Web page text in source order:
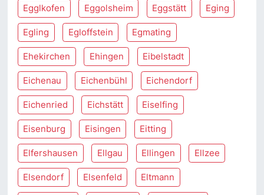
Egglkofen Eggolsheim Eggstätt Eging
Egling Egloffstein Egmating
Ehekirchen Ehingen Eibelstadt
Eichenau Eichenbühl Eichendorf
Eichenried Eichstätt Eiselfing
Eisenburg Eisingen Eitting
Elfershausen Ellgau Ellingen Ellzee
Elsendorf Elsenfeld Eltmann